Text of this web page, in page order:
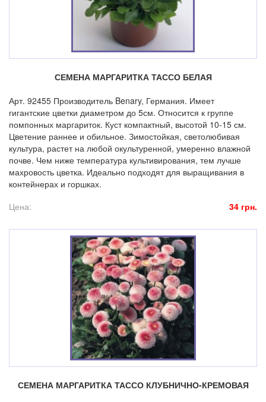
СЕМЕНА МАРГАРИТКА ТАССО БЕЛАЯ
Арт. 92455 Производитель Benary, Германия. Имеет
гигантские цветки диаметром до 5см. Относится к группе
помпонных маргариток. Куст компактный, высотой 10-15 см.
Цветение раннее и обильное. Зимостойкая, светолюбивая
культура, растет на любой окультуренной, умеренно влажной
почве. Чем ниже температура культивирования, тем лучше
махровость цветка. Идеально подходят для выращивания в
контейнерах и горшках.
Цена:
34 грн.
СЕМЕНА МАРГАРИТКА ТАССО КЛУБНИЧНО-КРЕМОВАЯ